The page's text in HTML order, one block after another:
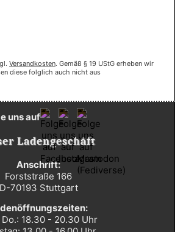
Versandkosten. Gemäß § 19 UStG erheben wir
diese folglich auch nicht aus
Ladengeschäft
Anschrift:
Forststraße 166
D-70193 Stuttgart
Do.: 18.30 - 20.30 Uhr
uns auf